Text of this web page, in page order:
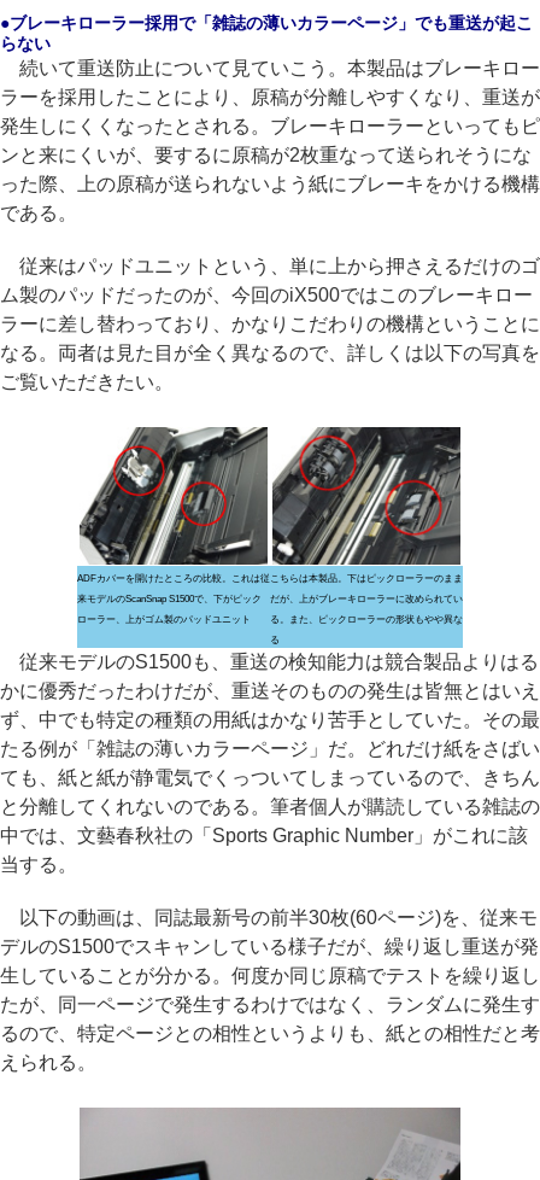
●ブレーキローラー採用で「雑誌の薄いカラーページ」でも重送が起こ
らない
続いて重送防止について見ていこう。本製品はブレーキロー
ラーを採用したことにより、原稿が分離しやすくなり、重送が
発生しにくくなったとされる。ブレーキローラーといってもピ
ンと来にくいが、要するに原稿が2枚重なって送られそうにな
った際、上の原稿が送られないよう紙にブレーキをかける機構
である。
従来はパッドユニットという、単に上から押さえるだけのゴ
ム製のパッドだったのが、今回のiX500ではこのブレーキロー
ラーに差し替わっており、かなりこだわりの機構ということに
なる。両者は見た目が全く異なるので、詳しくは以下の写真を
ご覧いただきたい。
ADFカバーを開けたところの比較。これは従
来モデルのScanSnap S1500で、下がピック
ローラー、上がゴム製のパッドユニット
こちらは本製品。下はピックローラーのまま
だが、上がブレーキローラーに改められてい
る。また、ピックローラーの形状もやや異な
る
従来モデルのS1500も、重送の検知能力は競合製品よりはる
かに優秀だったわけだが、重送そのものの発生は皆無とはいえ
ず、中でも特定の種類の用紙はかなり苦手としていた。その最
たる例が「雑誌の薄いカラーページ」だ。どれだけ紙をさばい
ても、紙と紙が静電気でくっついてしまっているので、きちん
と分離してくれないのである。筆者個人が購読している雑誌の
中では、文藝春秋社の「Sports Graphic Number」がこれに該
当する。
以下の動画は、同誌最新号の前半30枚(60ページ)を、従来モ
デルのS1500でスキャンしている様子だが、繰り返し重送が発
生していることが分かる。何度か同じ原稿でテストを繰り返し
たが、同一ページで発生するわけではなく、ランダムに発生す
るので、特定ページとの相性というよりも、紙との相性だと考
えられる。